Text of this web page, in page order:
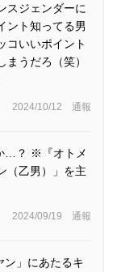
スジェンダーに
ント知ってる男
コいいポイント
うだろ（笑）
2024/10/12 通報
…？ ※『オトメ
（乙男）」を主
2024/09/19 通報
ン」にあたるキ